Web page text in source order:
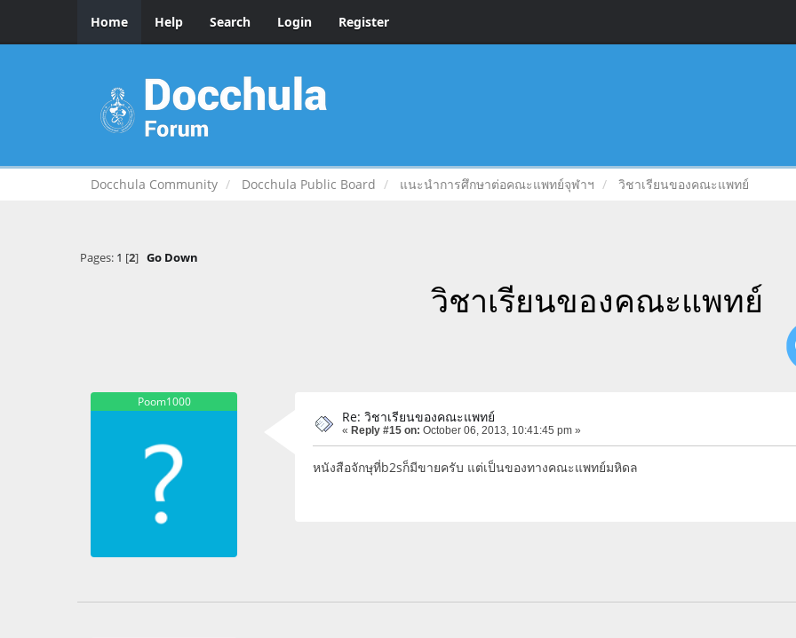
Home Help Search Login Register
Docchula Community Docchula Public Board แนะนำการศึกษาต่อคณะแพทย์จุฬาฯ วิชาเรียนของคณะแพทย์
Pages: 1 [2] Go Down
วิชาเรียนของคณะแพทย์
Poom1000
Re: วิชาเรียนของคณะแพทย์
« Reply #15 on: October 06, 2013, 10:41:45 pm »
หนังสือจักษุที่b2sก็มีขายครับ แต่เป็นของทางคณะแพทย์มหิดล